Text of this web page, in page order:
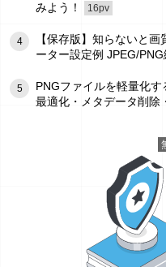
みよう！
16pv
4
【保存版】知らないと
ーター設定例 JPEG/PNG
5
PNGファイルを軽量化
最適化・メタデータ削除